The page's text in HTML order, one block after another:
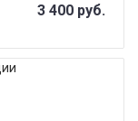
3 400 руб.